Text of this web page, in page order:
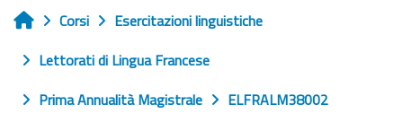
Home
Corsi
Esercitazioni linguistiche
Lettorati di Lingua Francese
Prima Annualità Magistrale
ELFRALM38002